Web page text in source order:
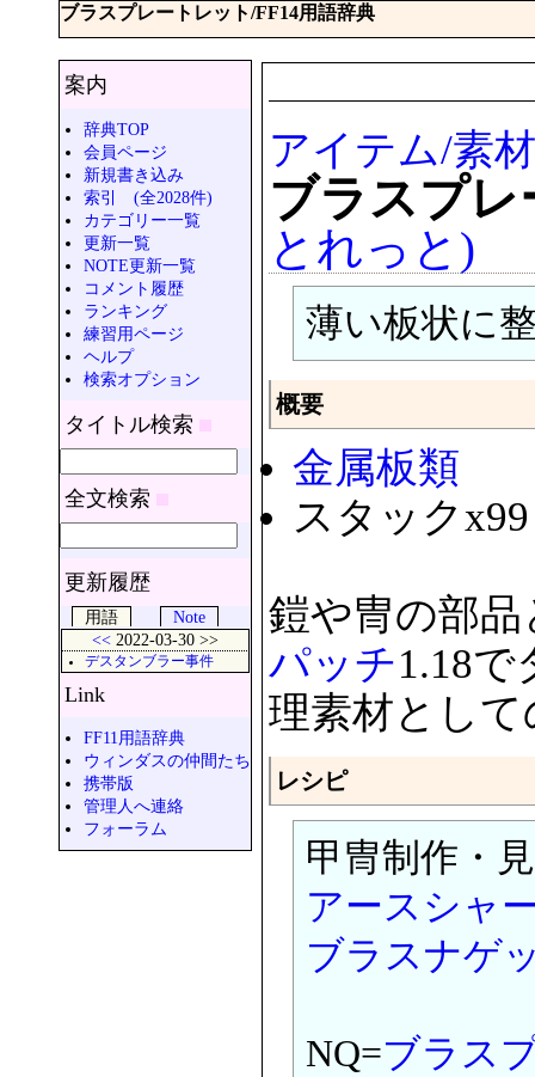
ブラスプレートレット/FF14用語辞典
案内
辞典TOP
会員ページ
新規書き込み
索引 (全2028件)
カテゴリー一覧
更新一覧
NOTE更新一覧
コメント履歴
ランキング
練習用ページ
ヘルプ
検索オプション
タイトル検索
全文検索
更新履歴
用語
Note
<< 2022-03-30 >>
デスタンブラー事件
Link
FF11用語辞典
ウィンダスの仲間たち
携帯版
管理人へ連絡
フォーラム
アイテム/素
ブラスプ
とれっと)
薄い板状に
概要
金属板類
スタックx99
鎧や冑の部
パッチ1.18
理素材とし
レシピ
甲冑制作・
アースシャ
ブラスナゲ
NQ=ブラス